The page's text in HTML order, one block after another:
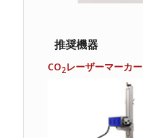
推奨機器
CO2レーザーマーカー